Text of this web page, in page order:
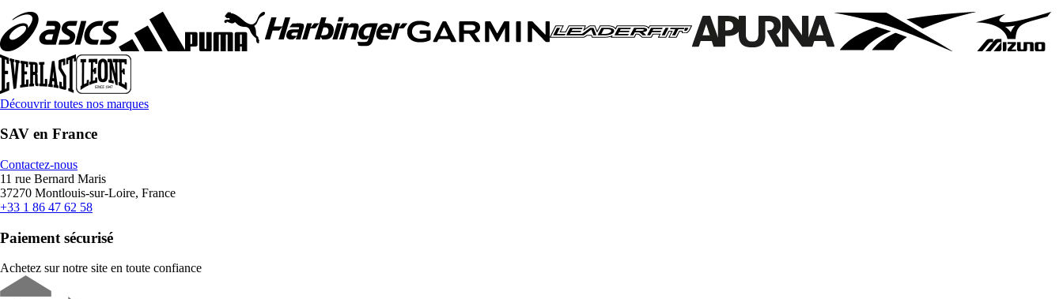
Découvrir toutes nos marques
SAV en France
Contactez-nous
11 rue Bernard Maris
37270 Montlouis-sur-Loire, France
+33 1 86 47 62 58
Paiement sécurisé
Achetez sur notre site en toute confiance